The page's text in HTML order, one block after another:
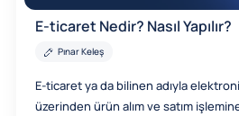
E-ticaret Nedir? Nasıl Yapılır?
Pınar Keleş
E-ticaret ya da bilinen adıyla
üzerinden ürün alım ve satım